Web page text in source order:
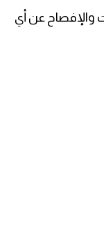
والإفصاح عن أي